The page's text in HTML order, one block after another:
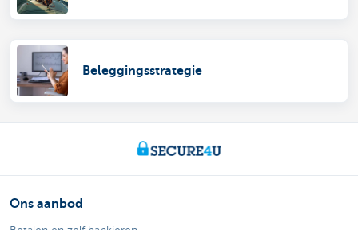
Beleggingsstrategie
Ons aanbod